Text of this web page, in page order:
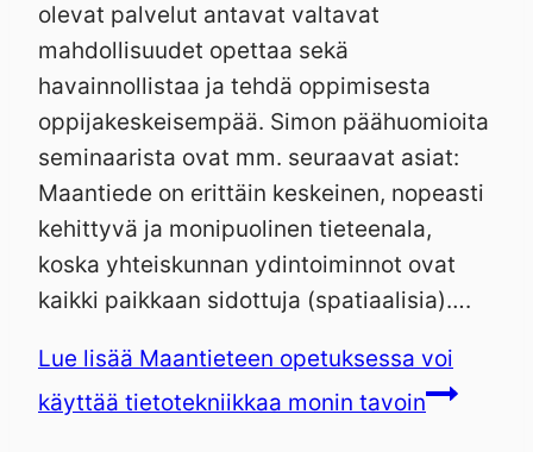
olevat palvelut antavat valtavat
mahdollisuudet opettaa sekä
havainnollistaa ja tehdä oppimisesta
oppijakeskeisempää. Simon päähuomioita
seminaarista ovat mm. seuraavat asiat:
Maantiede on erittäin keskeinen, nopeasti
kehittyvä ja monipuolinen tieteenala,
koska yhteiskunnan ydintoiminnot ovat
kaikki paikkaan sidottuja (spatiaalisia)….
Lue lisää Maantieteen opetuksessa voi
käyttää tietotekniikkaa monin tavoin